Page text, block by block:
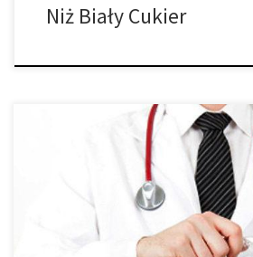
Niż Biały Cukier
Medyczna marihuana zmniejsza efekty
zapewnia ulgę osobom cierpiącym na tę
Alzheimer’s Association, ponad pięć
chorobą i jest to szósta główna przyczyna
Osoby cierpiące na tę chorobę